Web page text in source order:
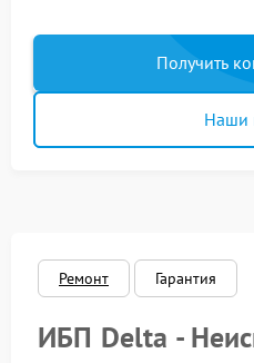
Получить
Наши
Ремонт Гарантия
ИБП Delta -